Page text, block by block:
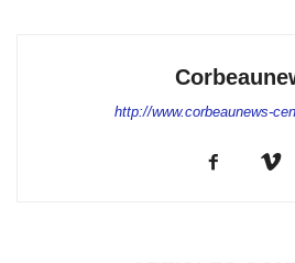
http://www.corbeaunews-